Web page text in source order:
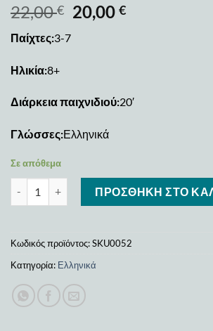
22,00€ 20,00€
Παίχτες:3-7
Ηλικία:8+
Διάρκεια παιχνιδιού:20′
Γλώσσες:Ελληνικά
Σε απόθεμα
JUST ONE: ΜΙΑ ΛΕΞΗ ΜΟΝΟ ποσότητα
ΠΡΟΣΘΉΚΗ ΣΤΟ
Κωδικός προϊόντος:SKU0052
Κατηγορία: Ελληνικά